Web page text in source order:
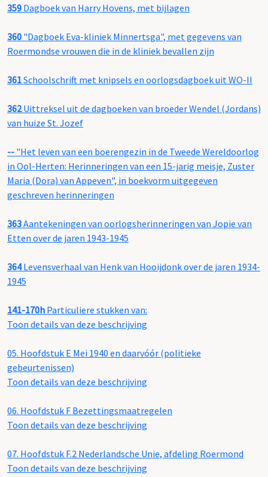
359 Dagboek van Harry Hovens, met bijlagen
360 "Dagboek Eva-kliniek Minnertsga", met gegevens van
Roermondse vrouwen die in de kliniek bevallen zijn
361Schoolschrift met knipsels en oorlogsdagboek uit WO-II
362Uittreksel uit de dagboeken van broeder Wendel (Jordans)
van huize St. Jozef
-- "Het leven van een boerengezin in de Tweede Wereldoorlog
in Ool-Herten: Herinneringen van een 15-jarig meisje, Zuster
Maria (Dora) van Appeven", in boekvorm uitgegeven
geschreven herinneringen
363Aantekeningen van oorlogsherinneringen van Jopie van
Etten over de jaren 1943-1945
364Levensverhaal van Henk van Hooijdonk over de jaren 1934-
1945
141-170h Particuliere stukken van:
Toon details van deze beschrijving
05. Hoofdstuk E Mei 1940 en daarvóór (politieke
gebeurtenissen)
Toon details van deze beschrijving
06. Hoofdstuk F Bezettingsmaatregelen
Toon details van deze beschrijving
07. Hoofdstuk F.2 Nederlandsche Unie, afdeling Roermond
Toon details van deze beschrijving